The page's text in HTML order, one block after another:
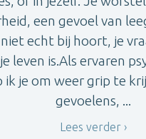
een gevoel van
echt bij hoort, je
leven is.Als ervaren
ik je om weer grip te
gevoelens, ...
Lees verder